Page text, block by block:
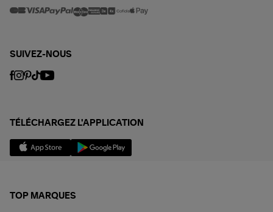
SUIVEZ-NOUS
TÉLÉCHARGEZ L'APPLICATION
TOP MARQUES